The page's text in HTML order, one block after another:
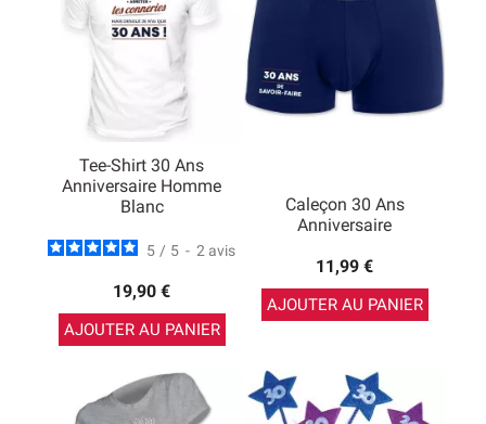
spécialement utile, qui pourra être gardé en souvenir de
cet anniversaire mémorable !
Pour faire plaisir, nous proposons un vaste choix de
cadeaux 30 ans qui peuvent être personnalisés avec un
petit message ou une signature. Cela peut être une
bonne idée pour faire un cadeau des 30 ans qui sort de
l’ordinaire.
Tee-Shirt 30 Ans
Anniversaire Homme
Blanc
5 / 5 - 2 avis
19,90 €
AJOUTER AU PANIER
Caleçon 30 Ans
Anniversaire
11,99 €
AJOUTER AU PANIER